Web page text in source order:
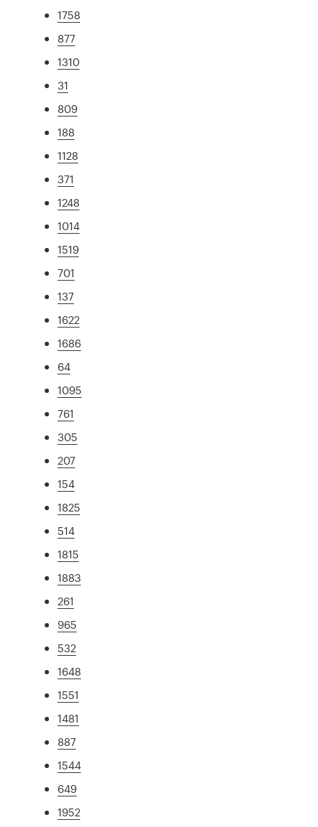
1758
877
1310
31
809
188
1128
371
1248
1014
1519
701
137
1622
1686
64
1095
761
305
207
154
1825
514
1815
1883
261
965
532
1648
1551
1481
887
1544
649
1952